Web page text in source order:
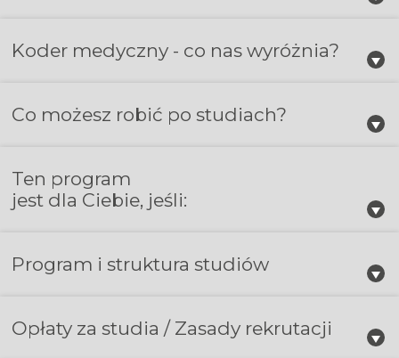
Koder medyczny - co nas wyróżnia?
Co możesz robić po studiach?
Ten program
jest dla Ciebie, jeśli:
Program i struktura studiów
Opłaty za studia / Zasady rekrutacji